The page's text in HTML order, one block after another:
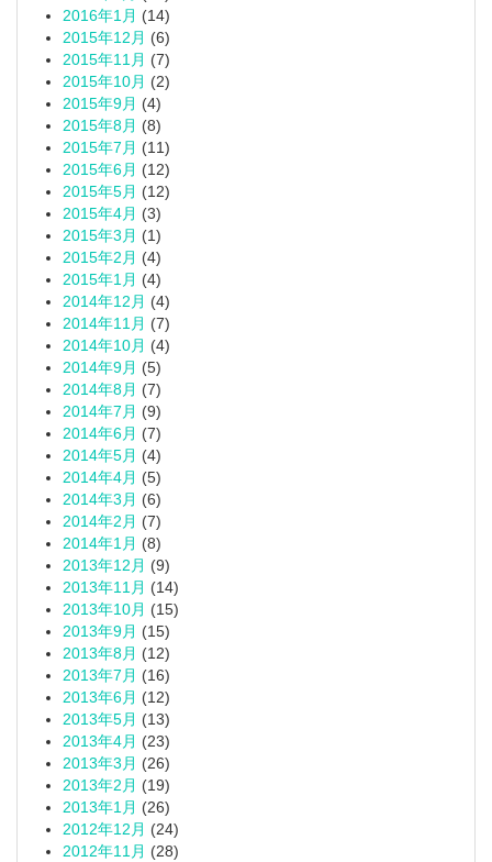
2016年1月 (14)
2015年12月 (6)
2015年11月 (7)
2015年10月 (2)
2015年9月 (4)
2015年8月 (8)
2015年7月 (11)
2015年6月 (12)
2015年5月 (12)
2015年4月 (3)
2015年3月 (1)
2015年2月 (4)
2015年1月 (4)
2014年12月 (4)
2014年11月 (7)
2014年10月 (4)
2014年9月 (5)
2014年8月 (7)
2014年7月 (9)
2014年6月 (7)
2014年5月 (4)
2014年4月 (5)
2014年3月 (6)
2014年2月 (7)
2014年1月 (8)
2013年12月 (9)
2013年11月 (14)
2013年10月 (15)
2013年9月 (15)
2013年8月 (12)
2013年7月 (16)
2013年6月 (12)
2013年5月 (13)
2013年4月 (23)
2013年3月 (26)
2013年2月 (19)
2013年1月 (26)
2012年12月 (24)
2012年11月 (28)